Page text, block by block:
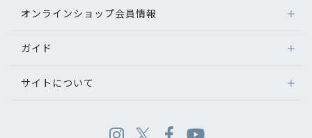
オンラインショップ会員情報
ガイド
サイトについて